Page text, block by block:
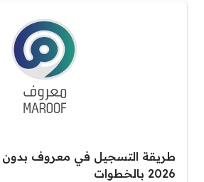
طريقة التسجيل في معروف
2026 بالخطوات